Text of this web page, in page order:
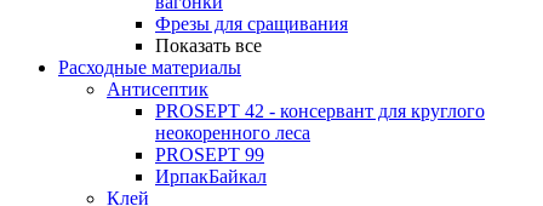
Фрезы для сращивания
Показать все
Расходные материалы
Антисептик
PROSEPT 42 - консервант для круглого
неокоренного леса
PROSEPT 99
ИрпакБайкал
Клей